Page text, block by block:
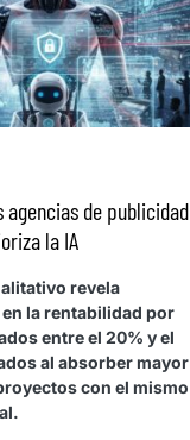
agencias de publicidad
la IA
revela
la rentabilidad por
entre el 20% y el
al absorber mayor
con el mismo